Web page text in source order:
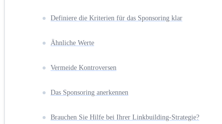
Definiere die Kriterien für das Sponsoring klar
Ähnliche Werte
Vermeide Kontroversen
Das Sponsoring anerkennen
Brauchen Sie Hilfe bei Ihrer Linkbuilding-Strategie?